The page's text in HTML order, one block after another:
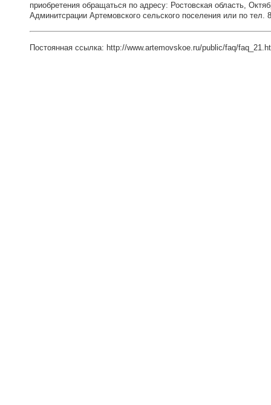
приобретения обращаться по адресу: Ростовская область,
Админитсрации Артемовского сельского поселения или по тел.
Постоянная ссылка: http://www.artemovskoe.ru/public/faq/